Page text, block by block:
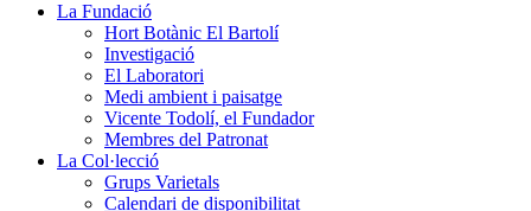
La Fundació
Hort Botànic El Bartolí
Investigació
El Laboratori
Medi ambient i paisatge
Vicente Todolí, el Fundador
Membres del Patronat
La Col·lecció
Grups Varietals
Calendari de disponibilitat